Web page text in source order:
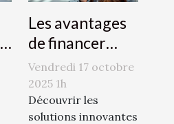
Les avantages
de financer
votre permis de
conduire avec
le CPF
Vendredi 17 octobre
2025 1h
Découvrir les
solutions innovantes